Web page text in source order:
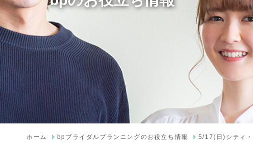
ホーム bpブライダルプランニングのお役立ち情報 5/17(日)シティ